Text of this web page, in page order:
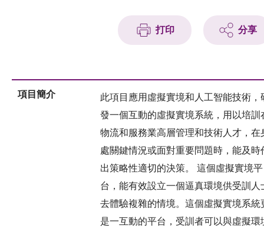
會籍
打印 分享
項目簡介
此項目應用虛擬實境和人工智能技術，
發一個互動的虛擬實境系統，用以培訓
物流和服務業高層管理和技術人才，在
處關鍵情況或面對重要問題時，能及時
出策略性適切的決策。 這個虛擬實境平
台，能有效設立一個逼真環境供受訓人
去體驗複雜的情境。這個虛擬實境系統
是一互動的平台，受訓者可以與虛擬環